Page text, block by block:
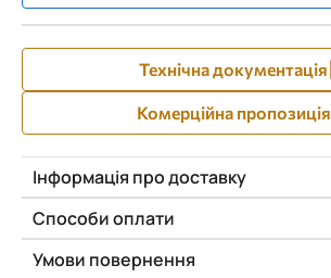
Технічна документація
Комерційна пропозиція
Інформація про доставку
Способи оплати
Умови повернення